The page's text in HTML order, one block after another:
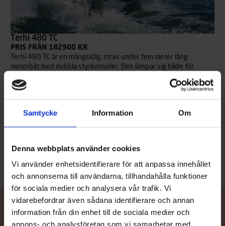
Samtycke Information Om
Denna webbplats använder cookies
Vi använder enhetsidentifierare för att anpassa innehållet
och annonserna till användarna, tillhandahålla funktioner
för sociala medier och analysera vår trafik. Vi
vidarebefordrar även sådana identifierare och annan
information från din enhet till de sociala medier och
Terhi 480 TC
PRIS FRÅN 182900 KR
Terhi 480 TC är en mångsidig, strax under fem meter lång
motorbåt med dubbla styrkonsoler. Den lämpar sig både för
passagerare och packning i ur och skur. Båten har gott om
mellan de två styrpulpeterna förbättrar vindskyddet för förare